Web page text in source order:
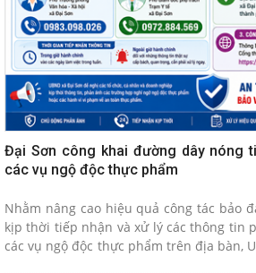
Đại Sơn công khai đường dây nóng
các vụ ngộ độc thực phẩm
Nhằm nâng cao hiệu quả công tác bảo
kịp thời tiếp nhận và xử lý các thông tin
các vụ ngộ độc thực phẩm trên địa bàn,